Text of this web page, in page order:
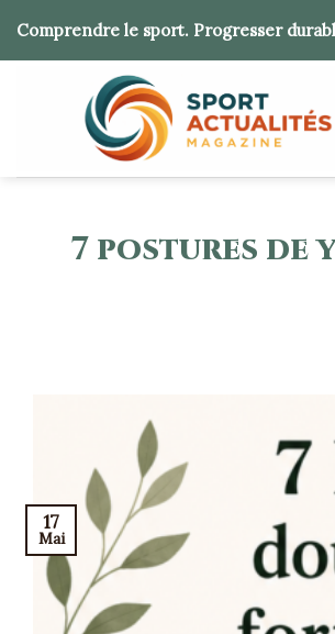
Comprendre le sport. Progresser
7 postures de
17
Mai